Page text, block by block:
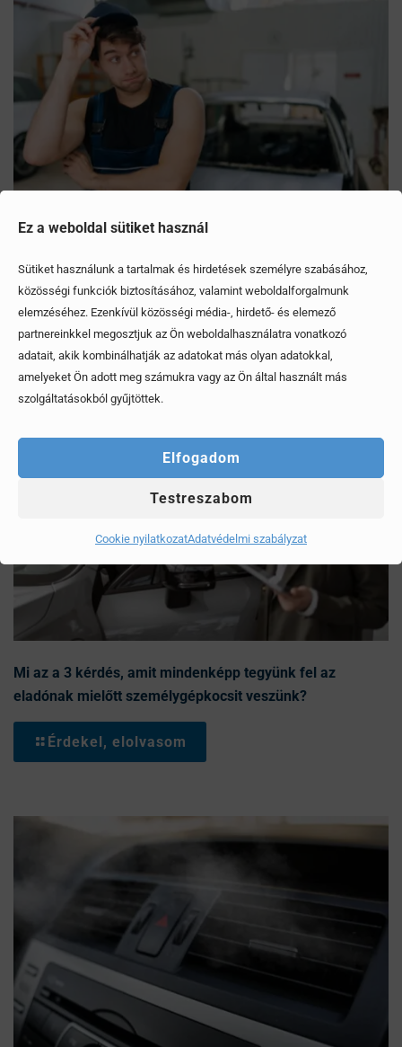
Ez a weboldal sütiket használ
Sütiket használunk a tartalmak és hirdetések személyre szabásához,
közösségi funkciók biztosításához, valamint weboldalforgalmunk
elemzéséhez. Ezenkívül közösségi média-, hirdető- és elemező
partnereinkkel megosztjuk az Ön weboldalhasználatra vonatkozó
adatait, akik kombinálhatják az adatokat más olyan adatokkal,
amelyeket Ön adott meg számukra vagy az Ön által használt más
szolgáltatásokból gyűjtöttek.
Elfogadom
Testreszabom
Cookie nyilatkozatAdatvédelmi szabályzat
Mítoszok, amiktől mi is csak fogjuk a fejünket
Érdekel, elolvasom
Mi az a 3 kérdés, amit mindenképp tegyünk fel az
eladónak mielőtt személygépkocsit veszünk?
Érdekel, elolvasom